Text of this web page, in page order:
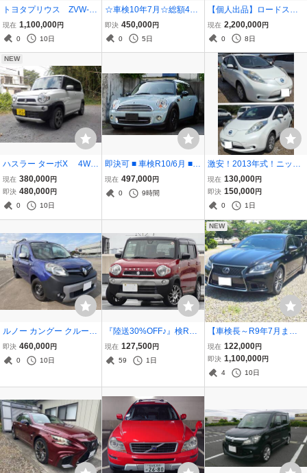
トヨタプリウス ZVW-51
H28年式 Aツーリング
フロント3面コースト フ
ルモデリスタ TRDホイ
ール ヒッチ カローラ
スポーツシート
現在 1,100,000円
0
10日
☆車検10年7月☆総額45
万円☆すぐに乗って帰れ
ます☆レッドマイカメタ
リック☆走行85600km☆
即決 450,000円
0
5日
【個人出品】ロードスタ
ーRF/VS/6MT/低走行極上
ガレージ保管/車検1年8カ
月付き/車高調エアロ付き
現在 2,200,000円
0
8日
NEW
ハスラー ターボX 4WD
H27年式 車検R10年7月
まで 163000km 千葉県よ
り出品
現在 380,000円
即決 480,000円
0
10日
即決可 ■ 車検R10/6月 ■
美車 ■ 希少アイスブルー
R55 クラブマン ■ LEDラ
イト ■ ドラレコ ■ 下取歓
現在 497,000円
0
9時間
激安！2013年式！ニッサ
ンリーフ、電気自動車！
充電コード有！スマート
キー！シートヒーター！B
luetooth！ドラレコ！バッ
クカメラ！ETC付き
現在 130,000円
即決 150,000円
0
1日
ルノー カングー クルール
車検令和9年2月 フルセグ
ナビ バックカメラ ETC 専
用シートカバー ルーフレ
即決 460,000円
0
10日
『陸送30%OFF♪』検R9/9
迄★MR41S★レ-ダ-ブレ-
キサポ-ト★G♪【外ナビ/
地デジ&DVD走中可/Bモニ
現在 127,500円
59
1日
NEW
【車検長～R9年7月ま
で】H26年式 後期型 LS6
00h Fスポーツ 愛知県 18
万キロ エアサスコントロ
現在 122,000円
即決 1,100,000円
4
10日